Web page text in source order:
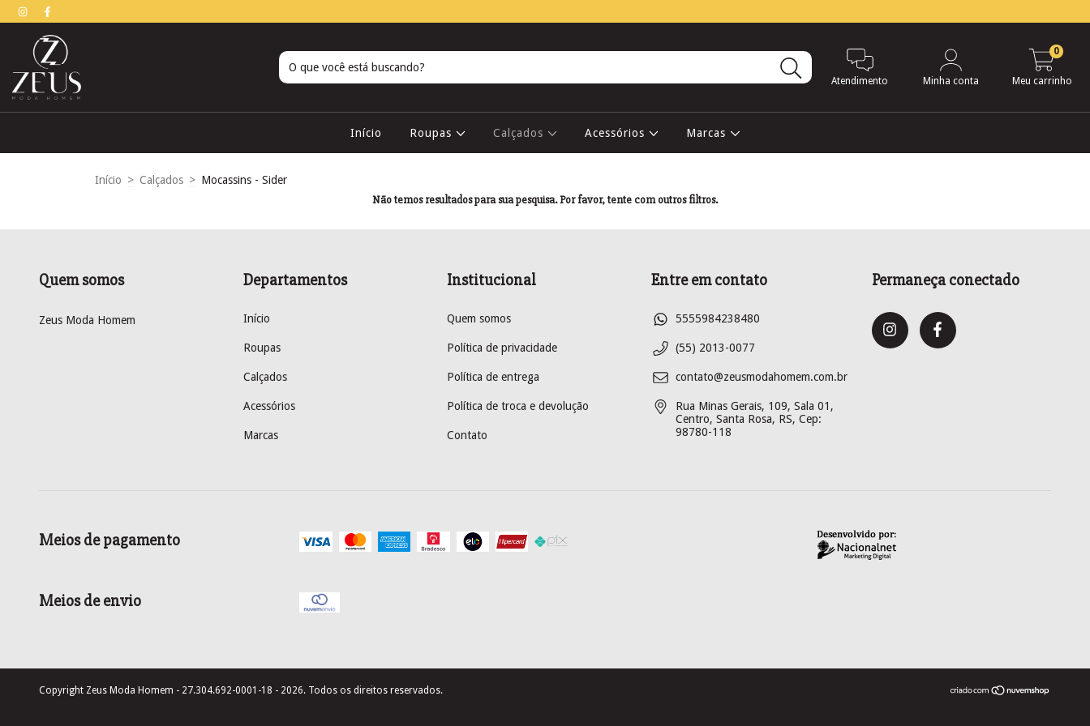
Atendimento Minha conta Meu carrinho
0
Início Roupas Calçados Acessórios Marcas
Início > Calçados > Mocassins - Sider
Não temos resultados para sua pesquisa. Por favor, tente com outros filtros.
Quem somos
Zeus Moda Homem
Departamentos
Início
Roupas
Calçados
Acessórios
Marcas
Institucional
Quem somos
Política de privacidade
Política de entrega
Política de troca e devolução
Contato
Entre em contato
5555984238480
(55) 2013-0077
contato@zeusmodahomem.com.br
Rua Minas Gerais, 109, Sala 01,
Centro, Santa Rosa, RS, Cep:
98780-118
Permaneça conectado
Meios de pagamento
Meios de envio
Copyright Zeus Moda Homem - 27.304.692-0001-18 - 2026. Todos os direitos reservados.